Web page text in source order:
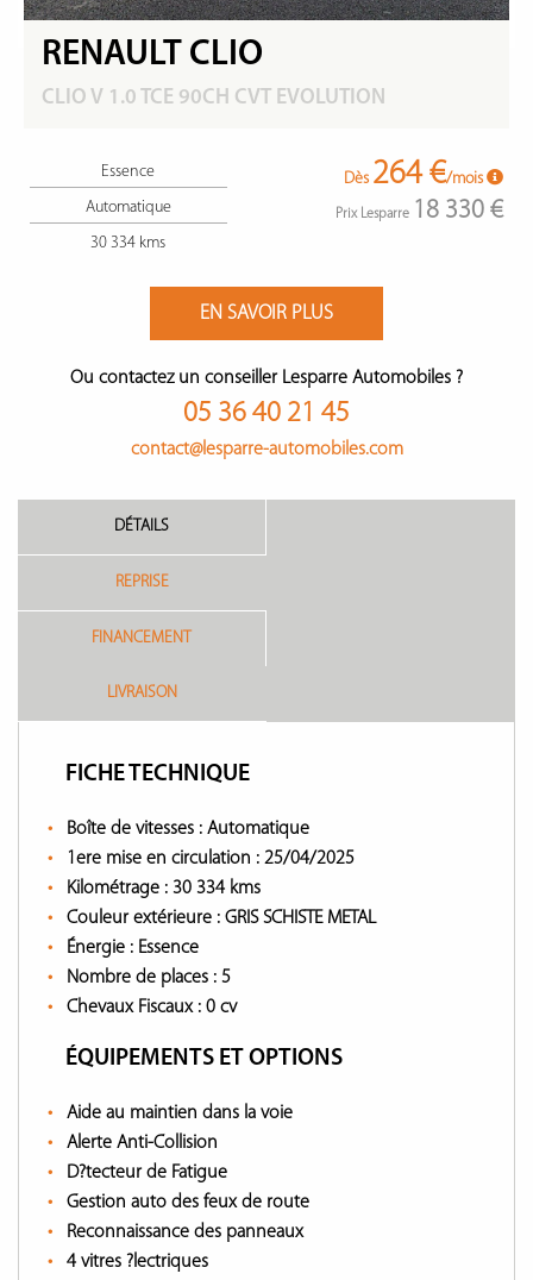
RENAULT CLIO
CLIO V 1.0 TCE 90CH CVT EVOLUTION
Essence
Automatique
30 334 kms
Dès 264 €/mois
Prix Lesparre 18 330 €
EN SAVOIR PLUS
Ou contactez un conseiller Lesparre Automobiles ?
05 36 40 21 45
contact@lesparre-automobiles.com
DÉTAILS
REPRISE
FINANCEMENT
LIVRAISON
FICHE TECHNIQUE
Boîte de vitesses : Automatique
1ere mise en circulation : 25/04/2025
Kilométrage : 30 334 kms
Couleur extérieure : GRIS SCHISTE METAL
Énergie : Essence
Nombre de places : 5
Chevaux Fiscaux : 0 cv
ÉQUIPEMENTS ET OPTIONS
Aide au maintien dans la voie
Alerte Anti-Collision
D?tecteur de Fatigue
Gestion auto des feux de route
Reconnaissance des panneaux
4 vitres ?lectriques